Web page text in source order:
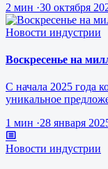
2 мин ·30 октября
Новости индустрии
Воскресенье на
С начала 2025 года
уникальное
1 мин ·28 января
Новости индустрии